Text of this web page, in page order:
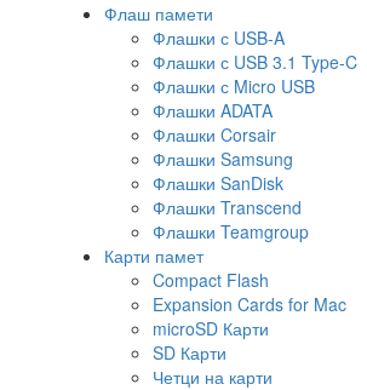
Флаш памети
Флашки с USB-A
Флашки с USB 3.1 Type-C
Флашки с Micro USB
Флашки ADATA
Флашки Corsair
Флашки Samsung
Флашки SanDisk
Флашки Transcend
Флашки Teamgroup
Карти памет
Compact Flash
Expansion Cards for Mac
microSD Карти
SD Карти
Четци на карти